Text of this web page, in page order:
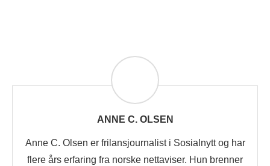
ANNE C. OLSEN
Anne C. Olsen er frilansjournalist i Sosialnytt og har
flere års erfaring fra norske nettaviser. Hun brenner